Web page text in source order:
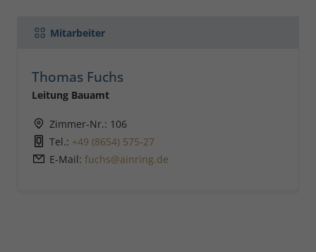
Mitarbeiter
Thomas Fuchs
Leitung Bauamt
Zimmer-Nr.: 106
Tel.: +49 (8654) 575-27
E-Mail: fuchs@ainring.de